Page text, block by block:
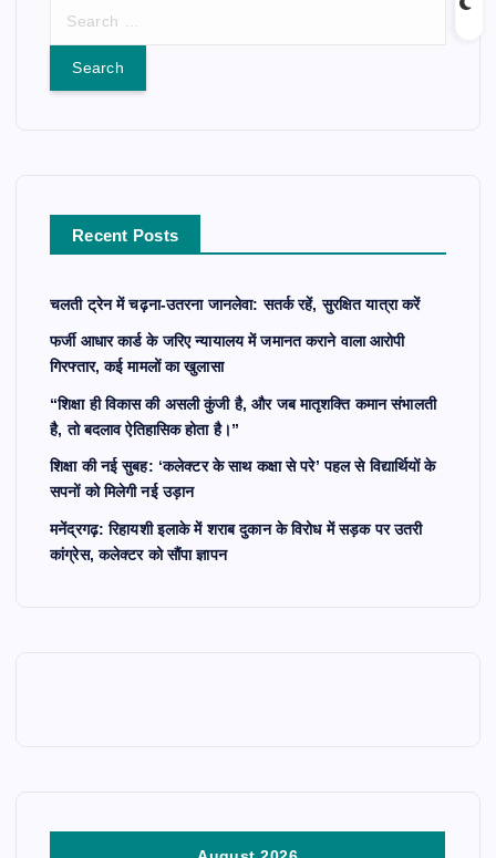
r
Recent Posts
चलती ट्रेन में चढ़ना-उतरना जानलेवा: सतर्क रहें, सुरक्षित यात्रा करें
फर्जी आधार कार्ड के जरिए न्यायालय में जमानत कराने वाला आरोपी
गिरफ्तार, कई मामलों का खुलासा
“शिक्षा ही विकास की असली कुंजी है, और जब मातृशक्ति कमान संभालती
है, तो बदलाव ऐतिहासिक होता है।”
शिक्षा की नई सुबह: ‘कलेक्टर के साथ कक्षा से परे’ पहल से विद्यार्थियों के
सपनों को मिलेगी नई उड़ान
मनेंद्रगढ़: रिहायशी इलाके में शराब दुकान के विरोध में सड़क पर उतरी
कांग्रेस, कलेक्टर को सौंपा ज्ञापन